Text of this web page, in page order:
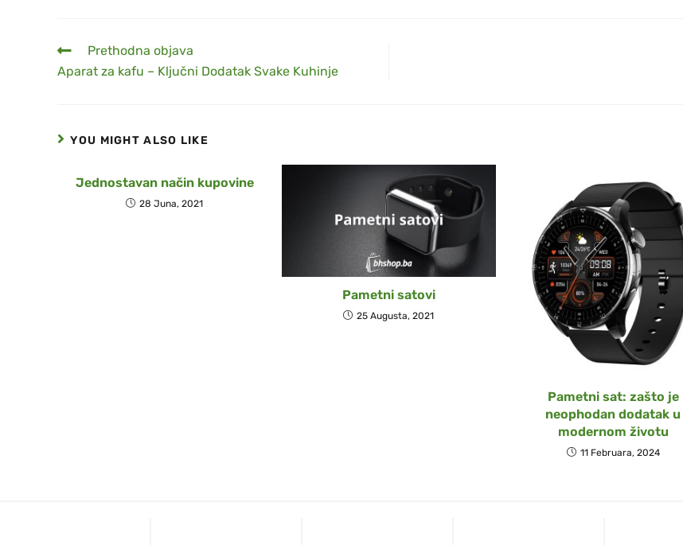
Prethodna objava
Aparat za kafu – Ključni Dodatak Svake Kuhinje
YOU MIGHT ALSO LIKE
Jednostavan način kupovine
28 Juna, 2021
Pametni satovi
25 Augusta, 2021
Pametni sat: zašto je
neophodan dodatak u
modernom životu
11 Februara, 2024